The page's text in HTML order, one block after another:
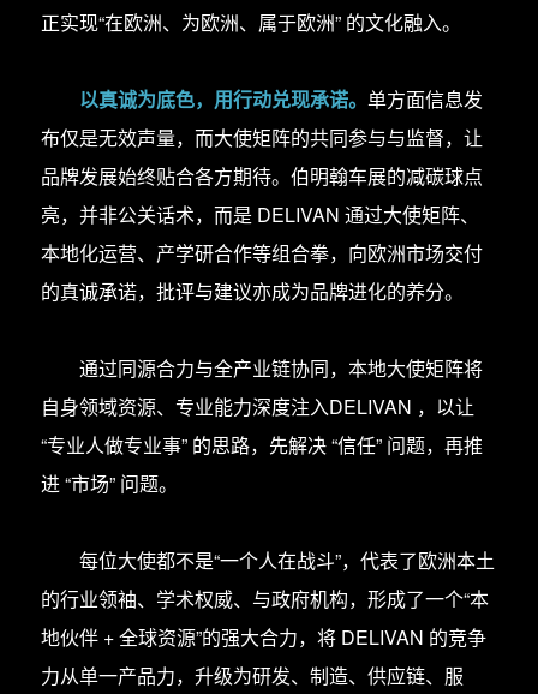
正实现“在欧洲、为欧洲、属于欧洲” 的文化融入。
以真诚为底色，用行动兑现承诺。 单方面信息发
布仅是无效声量，而大使矩阵的共同参与与监督，让
品牌发展始终贴合各方期待。伯明翰车展的减碳球点
亮，并非公关话术，而是 DELIVAN 通过大使矩阵、
本地化运营、产学研合作等组合拳，向欧洲市场交付
的真诚承诺，批评与建议亦成为品牌进化的养分。
通过同源合力与全产业链协同，本地大使矩阵将
自身领域资源、专业能力深度注入DELIVAN ，以让
“专业人做专业事” 的思路，先解决 “信任” 问题，再推
进 “市场” 问题。
每位大使都不是“一个人在战斗”，代表了欧洲本土
的行业领袖、学术权威、与政府机构，形成了一个“本
地伙伴 + 全球资源”的强大合力，将 DELIVAN 的竞争
力从单一产品力，升级为研发、制造、供应链、服